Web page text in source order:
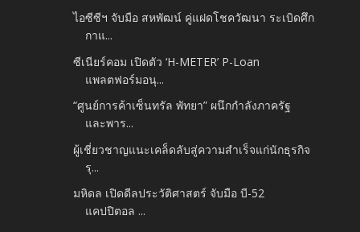
ไอซีซีฯ จับมือ สหพัฒน์ คู่แฝดโชควัฒนา ระเบิดศึก
กาแ...
ซีเนียร์คอม เปิดตัว ‘H-METER’ P-Loan
แพลตฟอร์มอนุ...
“ศูนย์การค้าเซ็นทรัล พัทยา” ผนึกกำลังภาครัฐ
และพาร...
ผู้เชี่ยวชาญแนะเคล็ดลับสู่ความสำเร็จแก่นักธุรกิจ
รุ...
มหิดล เปิดดีลประวัติศาสตร์ จับมือ บี-52
แคปปิตอล ...